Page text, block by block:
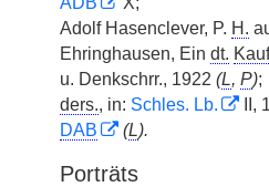
Adolf Hasenclever, P. H.
Ehringhausen, Ein dt.
u. Denkschrr., 1922 (L, P);
ders., in: Schles. Lb.
II,
DAB
(L).
Porträts